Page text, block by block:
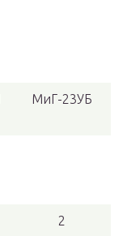
МиГ-23УБ
2